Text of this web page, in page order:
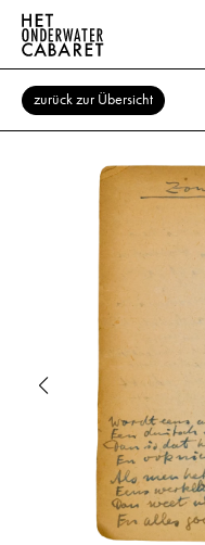
zurück zur Übersicht